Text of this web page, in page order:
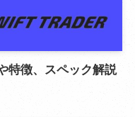
特徴、スペック解説